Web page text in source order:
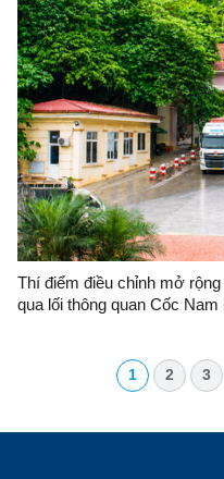
Thí điểm điều chỉnh mở
qua lối thông quan Cốc
1 2 3